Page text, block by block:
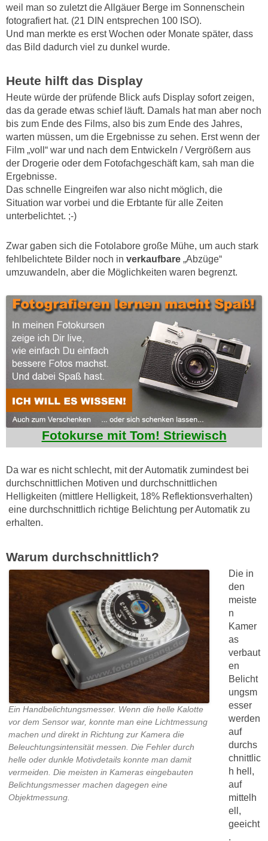
weil man so zuletzt die Allgäuer Berge im Sonnenschein
fotografiert hat. (21 DIN entsprechen 100 ISO).
Und man merkte es erst Wochen oder Monate später, dass
das Bild dadurch viel zu dunkel wurde.
Heute hilft das Display
Heute würde der prüfende Blick aufs Display sofort zeigen,
das da gerade etwas schief läuft. Damals hat man aber noch
bis zum Ende des Films, also bis zum Ende des Jahres,
warten müssen, um die Ergebnisse zu sehen. Erst wenn der
Film „voll“ war und nach dem Entwickeln / Vergrößern aus
der Drogerie oder dem Fotofachgeschäft kam, sah man die
Ergebnisse.
Das schnelle Eingreifen war also nicht möglich, die
Situation war vorbei und die Erbtante für alle Zeiten
unterbelichtet. ;-)
Zwar gaben sich die Fotolabore große Mühe, um auch stark
fehlbelichtete Bilder noch in verkaufbare „Abzüge“
umzuwandeln, aber die Möglichkeiten waren begrenzt.
Fotokurse mit Tom! Striewisch
Da war es nicht schlecht, mit der Automatik zumindest bei
durchschnittlichen Motiven und durchschnittlichen
Helligkeiten (mittlere Helligkeit, 18% Reflektionsverhalten)
eine durchschnittlich richtige Belichtung per Automatik zu
erhalten.
Warum durchschnittlich?
Ein Handbelichtungsmesser. Wenn die helle Kalotte
vor dem Sensor war, konnte man eine Lichtmessung
machen und direkt in Richtung zur Kamera die
Beleuchtungsintensität messen. Die Fehler durch
helle oder dunkle Motivdetails konnte man damit
vermeiden. Die meisten in Kameras eingebauten
Belichtungsmesser machen dagegen eine
Objektmessung.
Die in
den
meiste
n
Kamer
as
verbaut
en
Belicht
ungsm
esser
werden
auf
durchs
chnittlic
h hell,
auf
mittelh
ell,
geeicht
.